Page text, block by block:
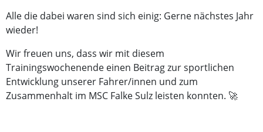
Alle die dabei waren sind sich einig: Gerne nächstes Jahr
wieder!
Wir freuen uns, dass wir mit diesem
Trainingswochenende einen Beitrag zur sportlichen
Entwicklung unserer Fahrer/innen und zum
Zusammenhalt im MSC Falke Sulz leisten konnten. 🚀